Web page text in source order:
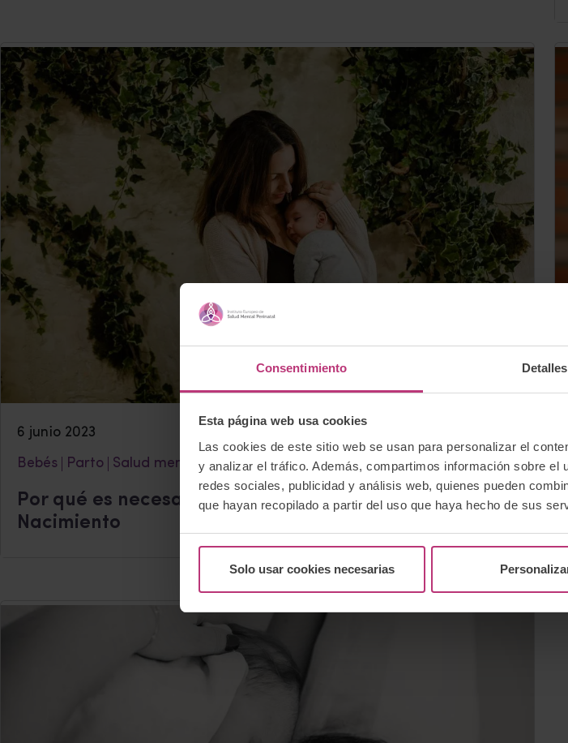
Consentimiento Detalles
Esta página web usa cookies
Las cookies de este sitio web se usan para personalizar el
y analizar el tráfico. Además, compartimos información sobre el
redes sociales, publicidad y análisis web, quienes pueden
que hayan recopilado a partir del uso que haya hecho de sus
Solo usar cookies necesarias
6 junio 2023
Bebés
Parto Salud mental perinatal
Por qué es necesario hacer visibles los Derechos del
Nacimiento